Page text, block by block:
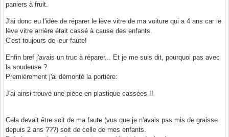
paniers à fruit.
J'ai donc eu l'idée de réparer le lève vitre de ma voiture qui a 4 ans car le
lève vitre arrière était cassé à cause des enfants.
C'est toujours de leur faute!
Enfin bref j'avais un truc à réparer... Et je me suis dit, pourquoi pas avec
la soudeuse ?
Premièrement j'ai démonté la portière:
J'ai ainsi trouvé une pièce en plastique cassées !!
Cela devait être soit de ma faute (vus que je n'avais pas mis de graisse
depuis 2 ans ???) soit de celle de mes enfants.